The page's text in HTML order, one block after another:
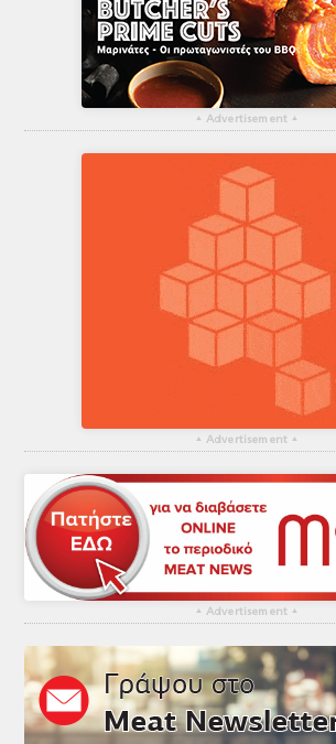
▴ Advertisement ▴
▴ Advertisement ▴
▴ Advertisement ▴